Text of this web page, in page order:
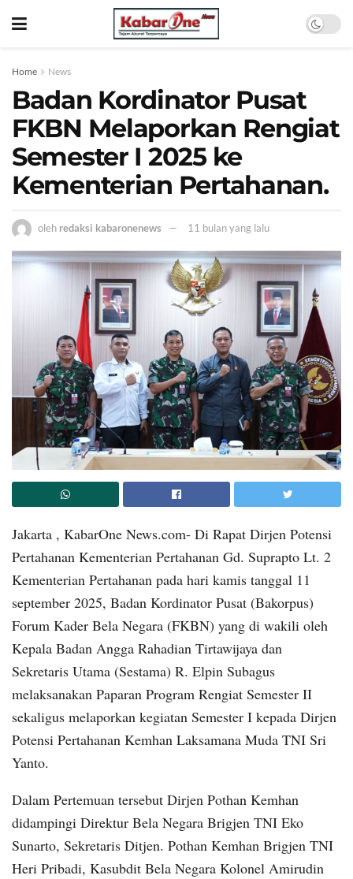
Home News
Badan Kordinator Pusat
FKBN Melaporkan Rengiat
Semester I 2025 ke
Kementerian Pertahanan.
oleh redaksi kabaronenews 11 bulan yang lalu
Jakarta , KabarOne News.com- Di Rapat Dirjen Potensi
Pertahanan Kementerian Pertahanan Gd. Suprapto Lt. 2
Kementerian Pertahanan pada hari kamis tanggal 11
september 2025, Badan Kordinator Pusat (Bakorpus)
Forum Kader Bela Negara (FKBN) yang di wakili oleh
Kepala Badan Angga Rahadian Tirtawijaya dan
Sekretaris Utama (Sestama) R. Elpin Subagus
melaksanakan Paparan Program Rengiat Semester II
sekaligus melaporkan kegiatan Semester I kepada Dirjen
Potensi Pertahanan Kemhan Laksamana Muda TNI Sri
Yanto.
Dalam Pertemuan tersebut Dirjen Pothan Kemhan
didampingi Direktur Bela Negara Brigjen TNI Eko
Sunarto, Sekretaris Ditjen. Pothan Kemhan Brigjen TNI
Heri Pribadi, Kasubdit Bela Negara Kolonel Amirudin